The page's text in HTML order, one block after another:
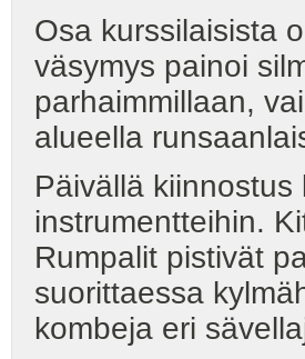
Osa kurssilaisista
väsymys painoi
parhaimmillaan,
alueella
Päivällä
instrumentteihin.
Rumpalit pistivät
suorittaessa
kombeja eri